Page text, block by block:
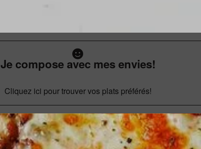
Je compose avec mes envies!
Cliquez ici pour trouver vos plats préférés!